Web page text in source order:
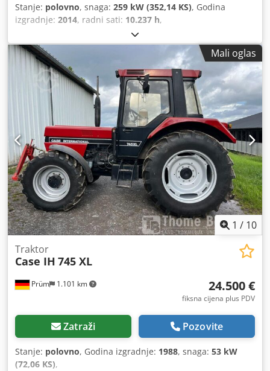
Stanje: polovno, snaga: 259 kW (352,14 KS), Godina
izgradnje: 2014, radni sati: 10.237 h,
Mali oglas
1 / 10
Prüm 1.101 km
Traktor
Case IH 745 XL
24.500 €
fiksna cijena plus PDV
Zatraži Pozovite
Stanje: polovno, Godina izgradnje: 1988, snaga: 53 kW
(72,06 KS),